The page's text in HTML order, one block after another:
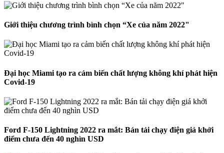
Giới thiệu chương trình bình chọn “Xe của năm 2022"
Đại học Miami tạo ra cảm biến chất lượng không khí phát hiện
Covid-19
Ford F-150 Lightning 2022 ra mắt: Bán tải chạy điện giá khởi
điểm chưa đến 40 nghìn USD